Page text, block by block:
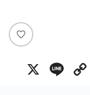
い
ね
X Line